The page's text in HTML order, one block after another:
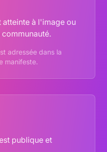
à l'image ou
adressée dans la
manifeste.
publique et